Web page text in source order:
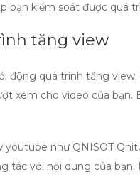
bạn kiểm soát được
tăng view
động quá trình tăng view.
xem cho video của
youtube như QNISOT
tác với nội dung của